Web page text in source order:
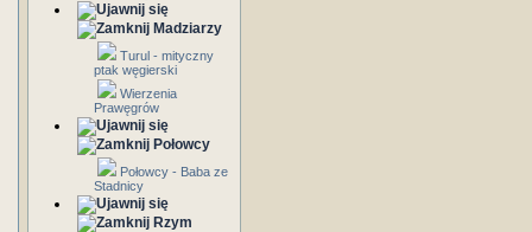
Madziarzy
Turul - mityczny
ptak węgierski
Wierzenia
Prawęgrów
Połowcy
Połowcy - Baba ze
Stadnicy
Rzym